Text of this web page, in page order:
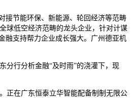
节能环保、新能源、轮回经济等范畴
球低空经济范畴的龙头企业，针对计谋
融支持帮力企业成长强大。广州德亚机
行分析金融“及时雨”的浇灌下，现
在广东恒泰立华智能配备制制无限公